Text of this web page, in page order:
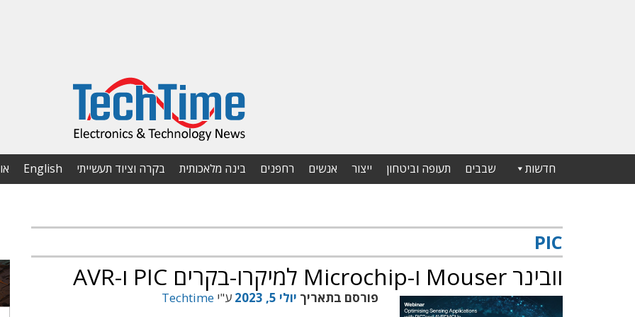
חדשות שבבים תעופה וביטחון ייצור אנשים רחפנים בינה מלאכותית בקרה וציוד תעשייתי English
PIC
וובינר Mouser ו-Microchip למיקרו-בקרים PIC ו-AVR
פורסם בתאריך יולי 5, 2023 ע"י Techtime